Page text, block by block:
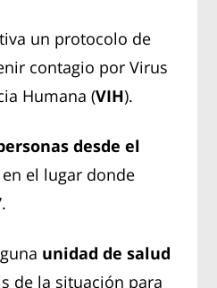
un protocolo de
contagio por Virus
Humana (VIH).
desde el
en el lugar donde
unidad de salud
de la situación para